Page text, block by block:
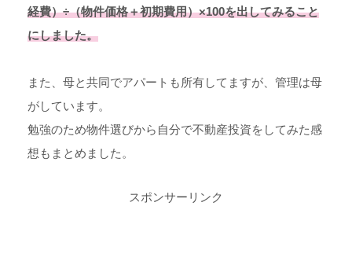
経費）÷（物件価格＋初期費用）×100を出してみること
にしました。
また、母と共同でアパートも所有してますが、管理は母
がしています。
勉強のため物件選びから自分で不動産投資をしてみた感
想もまとめました。
スポンサーリンク